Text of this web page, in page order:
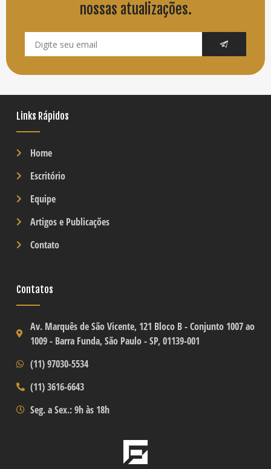
nossas atualizações.
Links Rápidos
Home
Escritório
Equipe
Artigos e Publicações
Contato
Contatos
Av. Marquês de São Vicente, 121 Bloco B -Conjunto 1007 ao
1009- Barra Funda, São Paulo - SP, 01139-001
(11) 97030-5534
(11) 3616-6643
Seg. a Sex.: 9h às 18h